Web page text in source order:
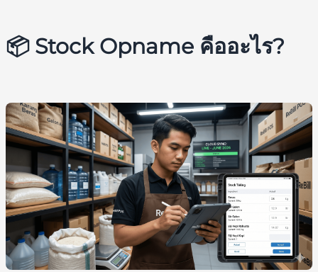
📦 Stock Opname คืออะไร?